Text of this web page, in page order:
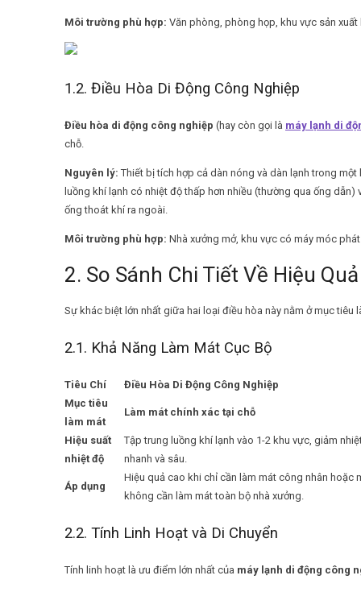
Môi trường phù hợp: Văn phòng, phòng họp, khu vực sản
1.2. Điều Hòa Di Động Công Nghiệp
Điều hòa di động công nghiệp (hay còn gọi là máy lạnh di
chỗ.
Nguyên lý: Thiết bị tích hợp cả dàn nóng và dàn lạnh trong
luồng khí lạnh có nhiệt độ thấp hơn nhiều (thường qua ống
ống thoát khí ra ngoài.
Môi trường phù hợp: Nhà xưởng mở, khu vực có máy móc
2. So Sánh Chi Tiết Về Hiệu
Sự khác biệt lớn nhất giữa hai loại điều hòa này nằm ở mục tiêu
2.1. Khả Năng Làm Mát Cục Bộ
Tiêu Chí
Điều Hòa Di Động Công Nghiệp
Mục tiêu
làm mát
Làm mát chính xác tại chỗ
Hiệu suất
nhiệt độ
Tập trung luồng khí lạnh vào 1-2 khu vực, giảm
nhanh và sâu.
Áp dụng
Hiệu quả cao khi chỉ cần làm mát công nhân hoặc
không cần làm mát toàn bộ nhà xưởng.
2.2. Tính Linh Hoạt và Di Chuyển
Tính linh hoạt là ưu điểm lớn nhất của máy lạnh di động công